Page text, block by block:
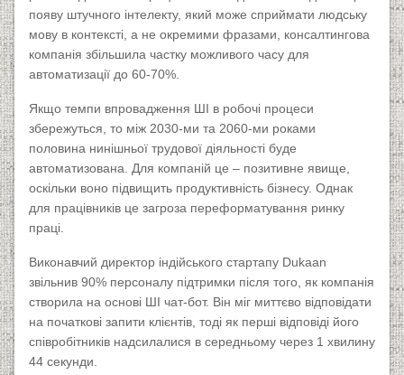
появу штучного інтелекту, який може сприймати людську
мову в контексті, а не окремими фразами, консалтингова
компанія збільшила частку можливого часу для
автоматизації до 60-70%.
Якщо темпи впровадження ШІ в робочі процеси
збережуться, то між 2030-ми та 2060-ми роками
половина нинішньої трудової діяльності буде
автоматизована. Для компаній це – позитивне явище,
оскільки воно підвищить продуктивність бізнесу. Однак
для працівників це загроза переформатування ринку
праці.
Виконавчий директор індійського стартапу Dukaan
звільнив 90% персоналу підтримки після того, як компанія
створила на основі ШІ чат-бот. Він міг миттєво відповідати
на початкові запити клієнтів, тоді як перші відповіді його
співробітників надсилалися в середньому через 1 хвилину
44 секунди.